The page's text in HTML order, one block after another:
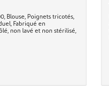
Blouse, Poignets tricotés,
Fabriqué en
non lavé et non stérilisé,